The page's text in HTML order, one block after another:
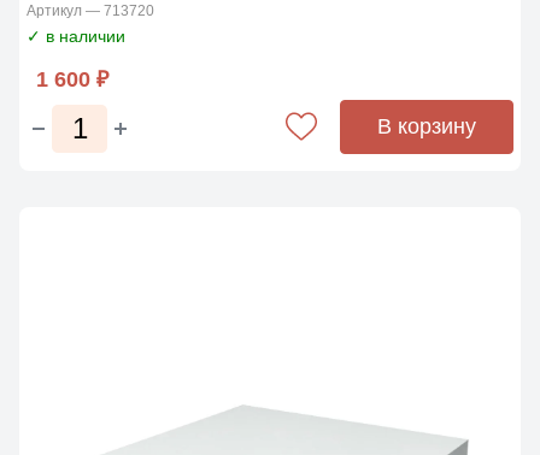
Артикул — 713720
✓ в наличии
1 600 ₽
В корзину